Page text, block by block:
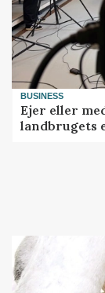
BUSINESS
Ejer eller
landbrugets